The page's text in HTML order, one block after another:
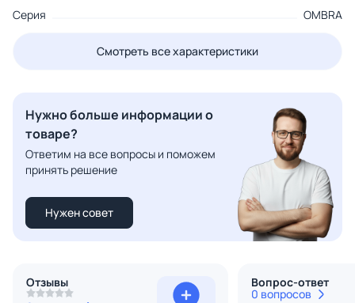
Серия
OMBRA
Смотреть все характеристики
Нужно больше информации о
товаре?
Ответим на все вопросы и поможем
принять решение
Нужен совет
Отзывы
Вопрос-ответ
0 вопросов